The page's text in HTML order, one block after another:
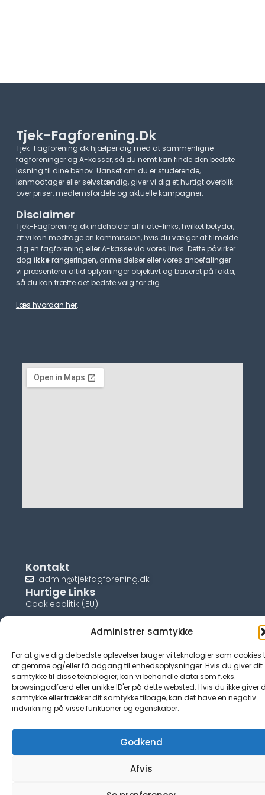
Administrer samtykke
For at give dig de bedste oplevelser bruger vi teknologier som cookies
at gemme og/eller få adgang til enhedsoplysninger. Hvis du giver dit
samtykke til disse teknologier, kan vi behandle data som f.eks.
browsingadfærd eller unikke ID'er på dette websted. Hvis du ikke giver
samtykke eller trækker dit samtykke tilbage, kan det have en negativ
indvirkning på visse funktioner og egenskaber.
Godkend
Afvis
Tjek-Fagforening.dk
Tjek-Fagforening.dk hjælper dig med at sammenligne
fagforeninger og A-kasser, så du nemt kan finde den bedste
løsning til dine behov. Uanset om du er studerende,
lønmodtager eller selvstændig, giver vi dig et hurtigt overblik
over priser, medlemsfordele og aktuelle kampagner.​
Disclaimer
Tjek-Fagforening.dk indeholder affiliate-links, hvilket betyder,
at vi kan modtage en kommission, hvis du vælger at tilmelde
dig en fagforening eller A-kasse via vores links. Dette påvirker
dog ikkerangeringen, anmeldelser eller vores anbefalinger –
vi præsenterer altid oplysninger objektivt og baseret på fakta,
så du kan træffe det bedste valg for dig.
Læs hvordan her.
Kontakt
admin@tjekfagforening.dk
Hurtige Links
Cookiepolitik (EU)
© tjek-fagforening.dk